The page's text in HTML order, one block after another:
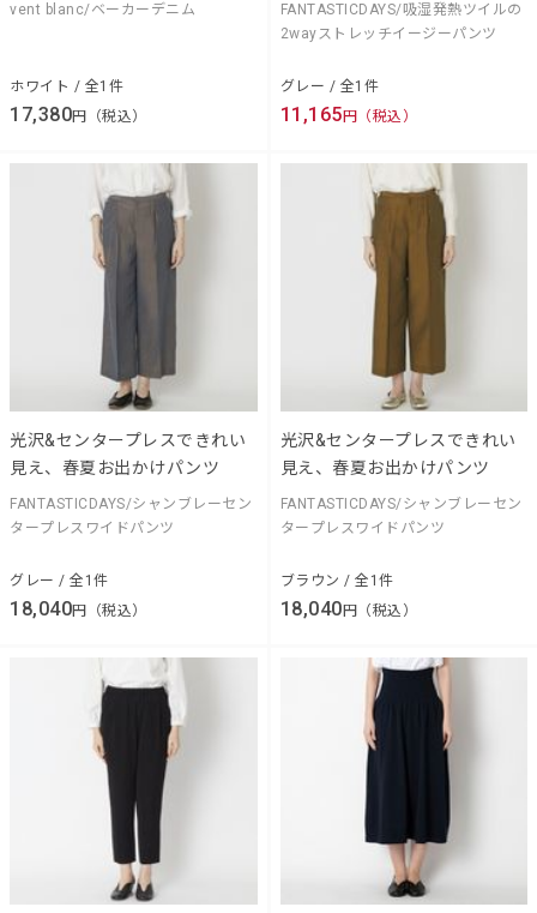
vent blanc/ベーカーデニム
ホワイト / 全1件
17,380円（税込）
FANTASTICDAYS/吸湿発熱ツイルの
2wayストレッチイージーパンツ
グレー / 全1件
11,165 円（税込）
光沢&センタープレスできれい
見え、春夏お出かけパンツ
FANTASTICDAYS/シャンブレーセン
タープレスワイドパンツ
グレー / 全1件
18,040円（税込）
光沢&センタープレスできれい
見え、春夏お出かけパンツ
FANTASTICDAYS/シャンブレーセン
タープレスワイドパンツ
ブラウン / 全1件
18,040円（税込）